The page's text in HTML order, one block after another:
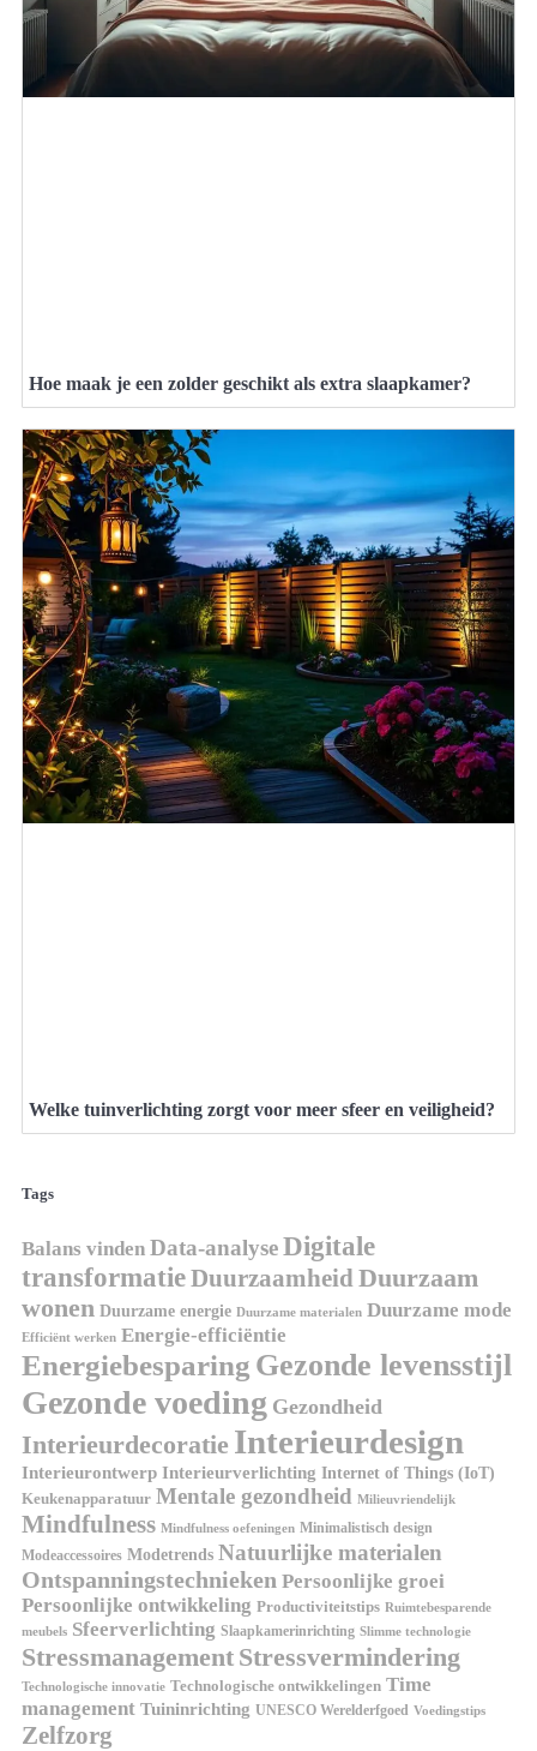
Hoe maak je een zolder geschikt als extra slaapkamer?
Welke tuinverlichting zorgt voor meer sfeer en veiligheid?
Tags
Balans vinden Data-analyseDigitale
transformatieDuurzaamheid Duurzaam
wonen Duurzame energie Duurzame materialen Duurzame mode
Efficiënt werken Energie-efficiëntie
Energiebesparing Gezonde levensstijl
Gezonde voeding Gezondheid
Interieurdecoratie Interieurdesign
Interieurontwerp Interieurverlichting Internet of Things (IoT)
Keukenapparatuur Mentale gezondheid Milieuvriendelijk
Mindfulness Mindfulness oefeningen Minimalistisch design
Modeaccessoires Modetrends Natuurlijke materialen
Ontspanningstechnieken Persoonlijke groei
Persoonlijke ontwikkeling Productiviteitstips Ruimtebesparende
meubels Sfeerverlichting Slaapkamerinrichting Slimme technologie
Stressmanagement Stressvermindering
Technologische innovatie Technologische ontwikkelingen Time
management Tuininrichting UNESCO Werelderfgoed Voedingstips
Zelfzorg